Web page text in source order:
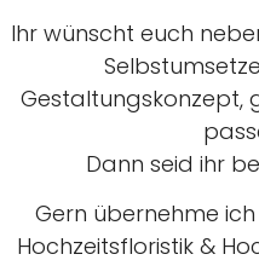
Ihr wünscht euch
Gestaltungskonzept,
Dann seid ihr
Gern übernehme
Hochzeitsfloristik &